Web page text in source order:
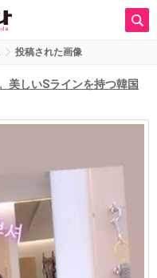
投稿された画像
美しいSラインを持つ韓国